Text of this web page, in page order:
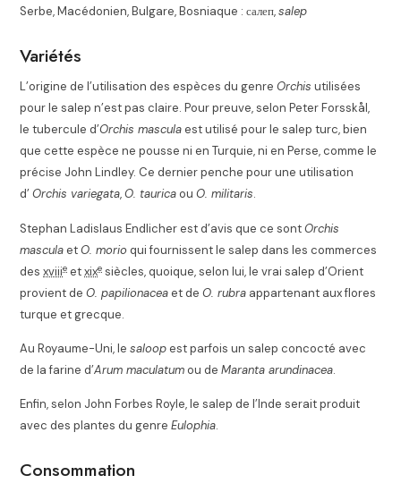
Serbe, Macédonien, Bulgare, Bosniaque :салеп,salep
Variétés
L’origine de l’utilisation des espèces du genreOrchis utilisées
pour le salep n’est pas claire. Pour preuve, selon Peter Forsskål,
le tubercule d’Orchis masculaest utilisé pour le salep turc, bien
que cette espèce ne pousse ni en Turquie, ni en Perse, comme le
précise John Lindley. Ce dernier penche pour une utilisation
d’Orchis variegata,O. tauricaouO. militaris.
Stephan Ladislaus Endlicher est d’avis que ce sontOrchis
masculaetO. morio qui fournissent le salep dans les commerces
desxviiie etxixe siècles, quoique, selon lui, le vrai salep d’Orient
provient deO. papilionaceaet deO. rubra appartenant aux flores
turque et grecque.
Au Royaume-Uni, lesaloopest parfois un salep concocté avec
de la farine d’Arum maculatumou deMaranta arundinacea.
Enfin, selon John Forbes Royle, le salep de l’Inde serait produit
avec des plantes du genreEulophia.
Consommation